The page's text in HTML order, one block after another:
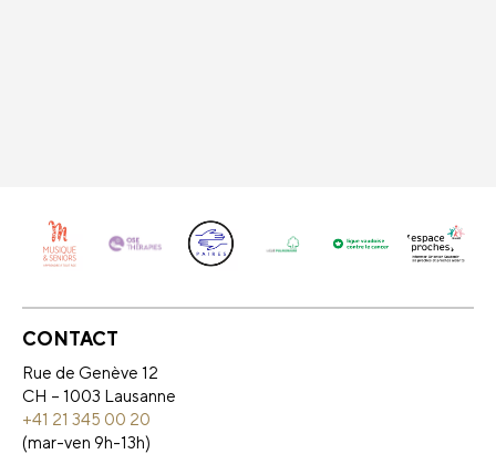
CONTACT
Rue de Genève 12
CH – 1003 Lausanne
+41 21 345 00 20
(mar-ven 9h-13h)